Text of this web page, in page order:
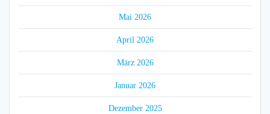
Mai 2026
April 2026
März 2026
Januar 2026
Dezember 2025